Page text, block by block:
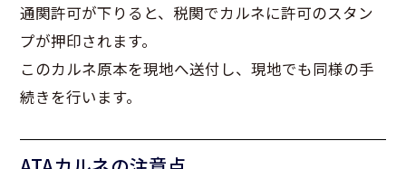
通関許可が下りると、税関でカルネに許可のスタン
プが押印されます。
このカルネ原本を現地へ送付し、現地でも同様の手
続きを行います。